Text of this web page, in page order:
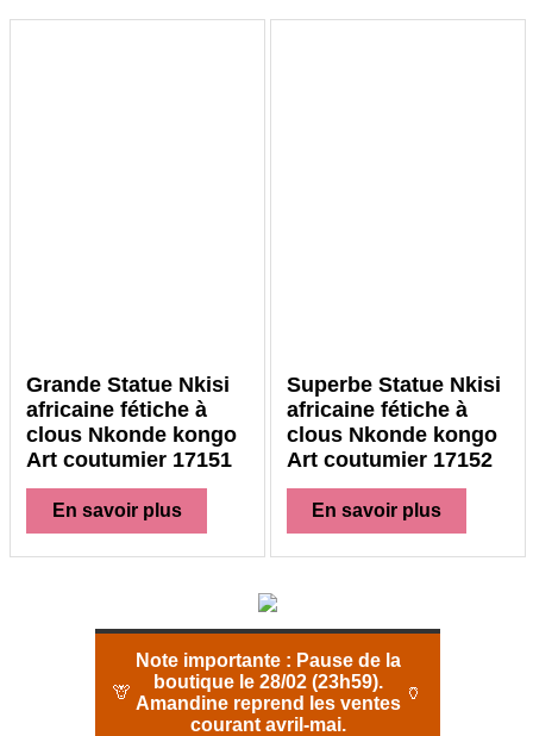
Grande Statue Nkisi
africaine fétiche à
clous Nkonde kongo
Art coutumier 17151
En savoir plus
Superbe Statue Nkisi
africaine fétiche à
clous Nkonde kongo
Art coutumier 17152
En savoir plus
🦒
Note importante : Pause de la
boutique le 28/02 (23h59).
Amandine reprend les ventes
courant avril-mai.
🏺